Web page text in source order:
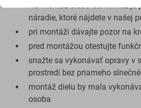
Na montáž alebo demontáž je
náradie, ktoré nájdete v našej
pri montáži dávajte pozor na
pred montážou otestujte
snažte sa vykonávať opravy v
prostredí bez priameho
montáž dielu by mala
osoba